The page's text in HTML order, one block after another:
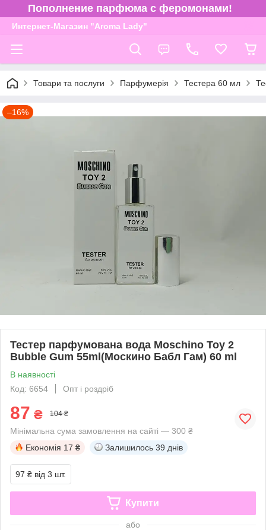
Пополнение парфюма с феромонами!
Интернет-Магазин "Aroma Lady"
Товари та послуги Парфумерія Тестера 60 мл
–16%
Тестер парфумована вода Moschino Toy 2
Bubble Gum 55ml(Москино Бабл Гам) 60 ml
В наявності
Код: 6654
Опт і роздріб
87 ₴ 104 ₴
Мінімальна сума замовлення на сайті — 300 ₴
Економія 17 ₴ Залишилось 39 днів
97 ₴ від 3 шт.
Купити
або